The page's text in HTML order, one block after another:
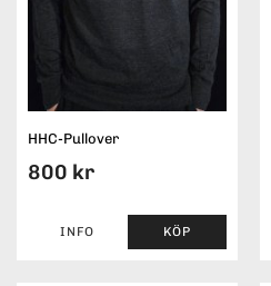
HHC-Pullover
800 kr
INFO KÖP